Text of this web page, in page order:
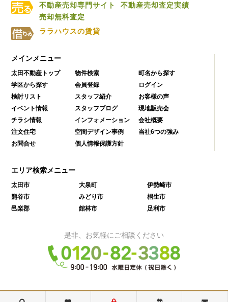
不動産売却専門サイト
不動産売却査定実績
売却無料査定
ララハウスの賃貸
メインメニュー
太田不動産トップ 物件検索
町名から探す
学区から探す
会員登録
ログイン
検討リスト
スタッフ紹介
お客様の声
イベント情報
スタッフブログ
現地販売会
チラシ情報
インフォメーション
会社概要
注文住宅
空間デザイン事例
当社6つの強み
お問合せ
個人情報保護方針
エリア検索メニュー
太田市 大泉町
伊勢崎市
熊谷市
みどり市
桐生市
邑楽郡
館林市 足利市
是非、お気軽にご相談ください